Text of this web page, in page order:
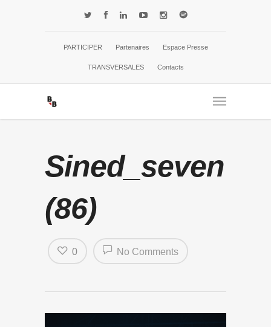
PARTICIPER Partenaires Espace Presse
TRANSVERSALES Contacts
Sined_seven
(86)
No Comments
0